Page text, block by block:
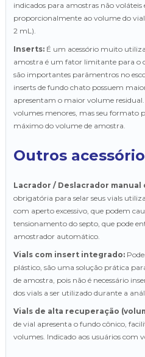
indicados para amostras não
proporcionalmente ao volume do
2 mL).
Inserts: É um acessório muito
amostra é um fator limitante para o
são importantes parâmentros no
inserts de fundo chato possuem
apresentam o maior volume residual.
volumes menores, mas seu
máximo do volume de amostra.
Outros
Lacrador / Deslacrador
obrigatória para selar seus vials
com aperto excessivo, que podem
tensionamento do septo, que pode
amostrador automático.
Vials com insert integrado:
plástico, são uma solução prática
de amostra, pois não é necessário
dos vials a ser utilizado durante a
Vials de alta recuperação
de vial apresenta o fundo cônico,
volumes. Indicado aos usuários com